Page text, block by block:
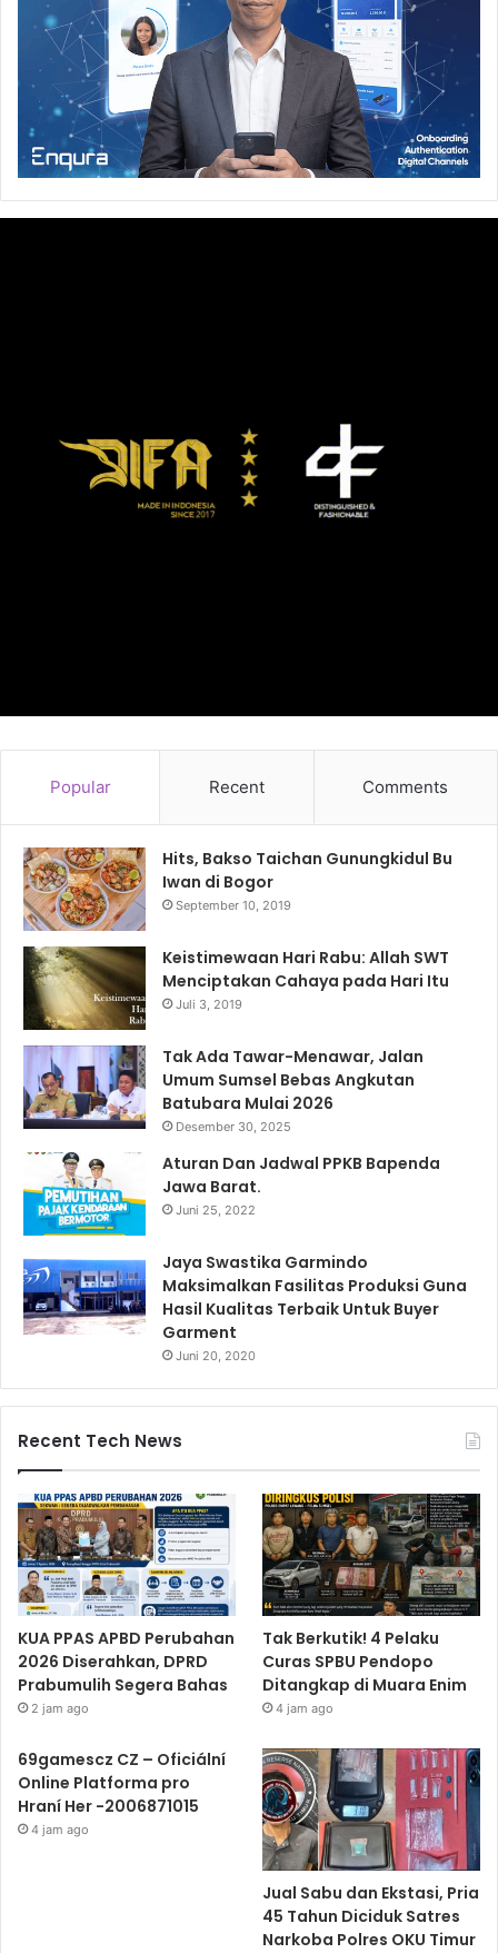
Popular Recent Comments
Hits, Bakso Taichan Gunungkidul Bu
Iwan di Bogor
September 10, 2019
Keistimewaan Hari Rabu: Allah SWT
Menciptakan Cahaya pada Hari Itu
Juli 3, 2019
Tak Ada Tawar-Menawar, Jalan
Umum Sumsel Bebas Angkutan
Batubara Mulai 2026
Desember 30, 2025
Aturan Dan Jadwal PPKB Bapenda
Jawa Barat.
Juni 25, 2022
Jaya Swastika Garmindo
Maksimalkan Fasilitas Produksi Guna
Hasil Kualitas Terbaik Untuk Buyer
Garment
Juni 20, 2020
Recent Tech News
KUA PPAS APBD Perubahan
2026 Diserahkan, DPRD
Prabumulih Segera Bahas
2 jam ago
Tak Berkutik! 4 Pelaku
Curas SPBU Pendopo
Ditangkap di Muara Enim
4 jam ago
69gamescz CZ – Oficiální
Online Platforma pro
Hraní Her -2006871015
4 jam ago
Jual Sabu dan Ekstasi, Pria
45 Tahun Diciduk Satres
Narkoba Polres OKU Timur